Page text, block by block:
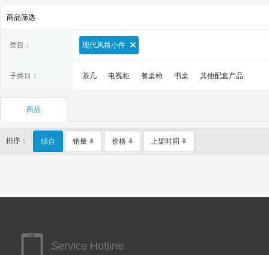
商品筛选
类目： 现代风格小件
子类目： 茶几 电视柜 餐桌椅 书桌 其他配套产品
商品
排序： 综合 销量 价格 上架时间
Service Hotline